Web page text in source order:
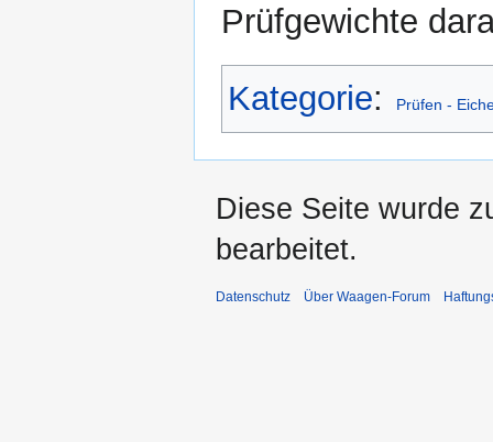
Prüfgewichte
Kategorie: Prüfen -
Diese Seite wurde
bearbeitet.
Datenschutz Über Waagen-Forum